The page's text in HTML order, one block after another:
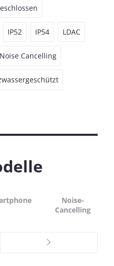
IP52 IP54 LDAC
Noise Cancelling
Noise-
Cancelling